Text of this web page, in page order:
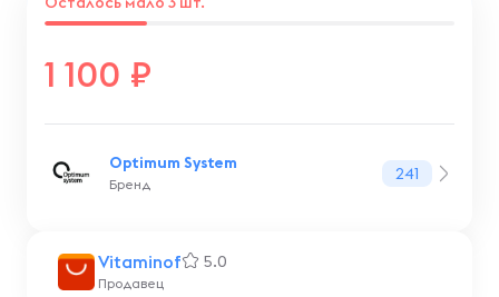
Vitaminof 5.0
Продавец
1 100
Optimum System
Бренд
241